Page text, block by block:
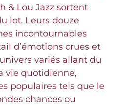
& Lou Jazz sortent
lot. Leurs douze
incontournables
d’émotions crues et
variés allant du
vie quotidienne,
populaires tels que le
chances ou